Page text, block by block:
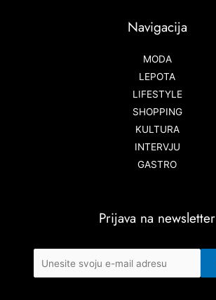
Navigacija
MODA
LEPOTA
LIFESTYLE
SHOPPING
KULTURA
INTERVJU
GASTRO
Prijava na newsletter